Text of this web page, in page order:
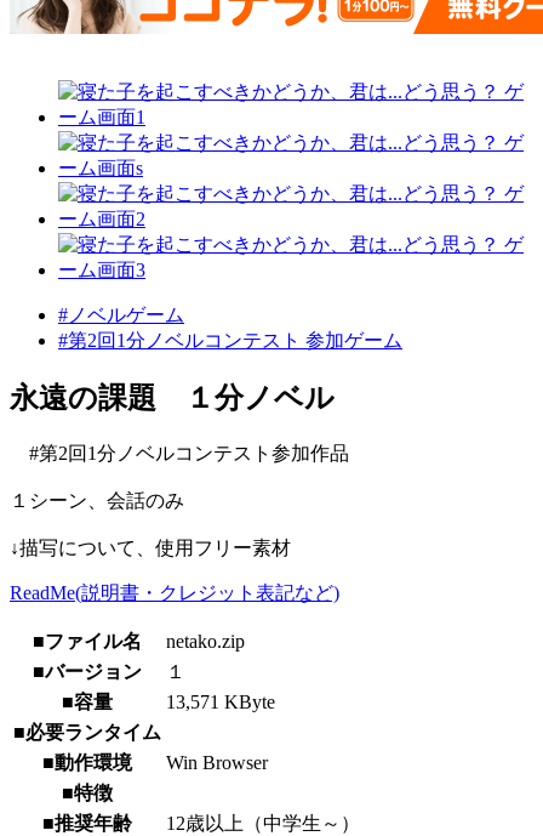
#ノベルゲーム
#第2回1分ノベルコンテスト 参加ゲーム
永遠の課題 １分ノベル
#第2回1分ノベルコンテスト参加作品
１シーン、会話のみ
↓描写について、使用フリー素材
ReadMe(説明書・クレジット表記など)
■ファイル名
netako.zip
■バージョン
１
■容量
13,571 KByte
■必要ランタイム
■動作環境
Win Browser
■特徴
■推奨年齢
12歳以上（中学生～）